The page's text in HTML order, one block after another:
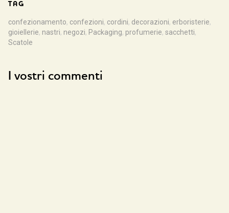
TAG
confezionamento, confezioni, cordini, decorazioni, erboristerie,
gioiellerie, nastri, negozi, Packaging, profumerie, sacchetti,
Scatole
I vostri commenti